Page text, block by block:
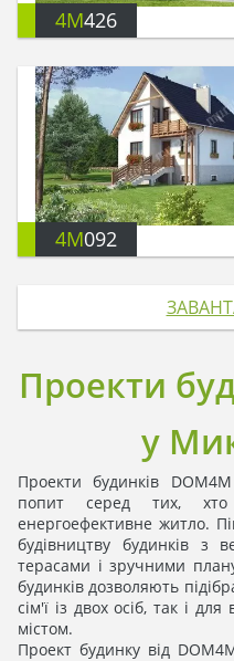
4M426
4M092
Проекти
у
Проекти будинків
попит серед тих,
енергоефективне житло.
будівництву будинків з
терасами і зручними
будинків дозволяють
сім'ї із двох осіб, так і
містом.
Проект будинку від